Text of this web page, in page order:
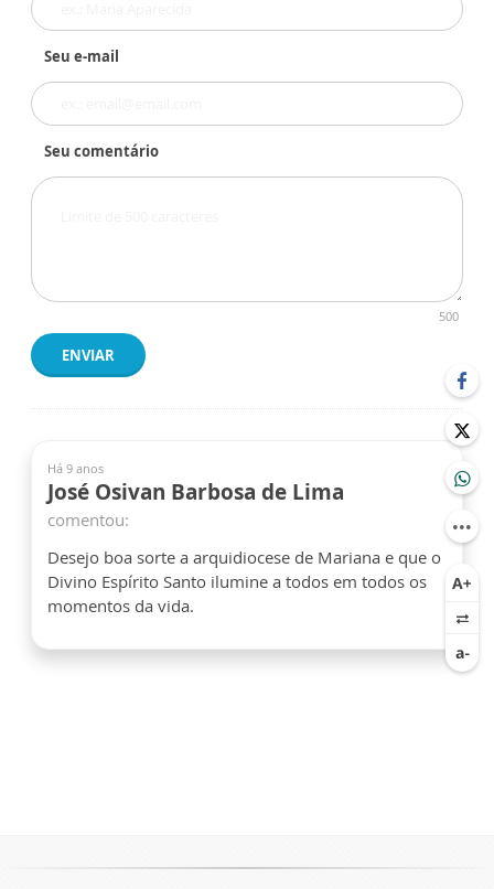
Seu e-mail
Seu comentário
500
ENVIAR
Há 9 anos
José Osivan Barbosa de Lima
comentou:
Desejo boa sorte a arquidiocese de Mariana e que o
Divino Espírito Santo ilumine a todos em todos os
momentos da vida.